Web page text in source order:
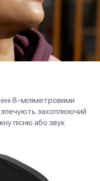
8-міліметровими
захоплюючий
пісню або звук